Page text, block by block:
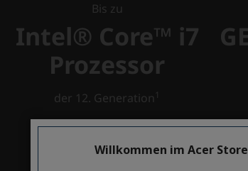
Willkommen im Acer